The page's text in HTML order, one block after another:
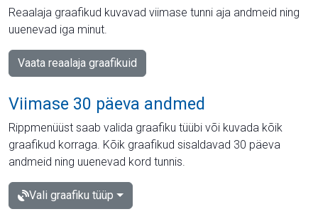
Reaalaja graafikud kuvavad viimase tunni aja andmeid ning
uuenevad iga minut.
Vaata reaalaja graafikuid
Viimase 30 päeva andmed
Rippmenüüst saab valida graafiku tüübi või kuvada kõik
graafikud korraga. Kõik graafikud sisaldavad 30 päeva
andmeid ning uuenevad kord tunnis.
Vali graafiku tüüp